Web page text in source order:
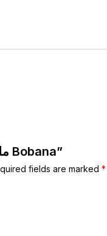
Be the first to review “ملح صنفره Bobana”
fields are marked *